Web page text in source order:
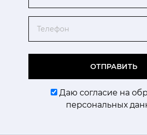
ОТПРАВИТЬ
Даю согласие на
персональных